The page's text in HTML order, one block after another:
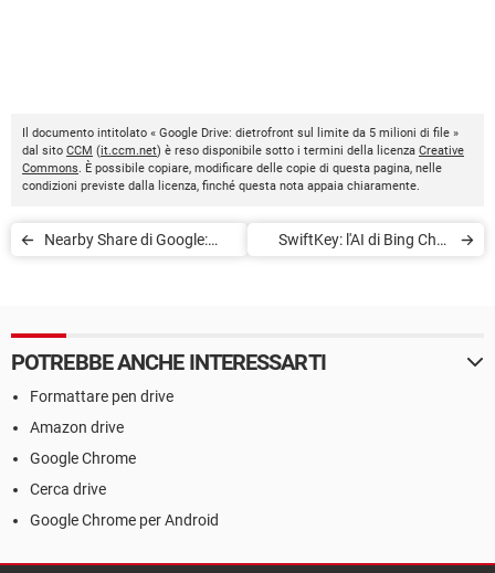
Il documento intitolato « Google Drive: dietrofront sul limite da 5 milioni di file »
dal sito CCM (it.ccm.net) è reso disponibile sotto i termini della licenza Creative
Commons. È possibile copiare, modificare delle copie di questa pagina, nelle
condizioni previste dalla licenza, finché questa nota appaia chiaramente.
Nearby Share di Google:
SwiftKey: l'AI di Bing Chat
POTREBBE ANCHE INTERESSARTI
Formattare pen drive
Amazon drive
Google Chrome
Cerca drive
Google Chrome per Android